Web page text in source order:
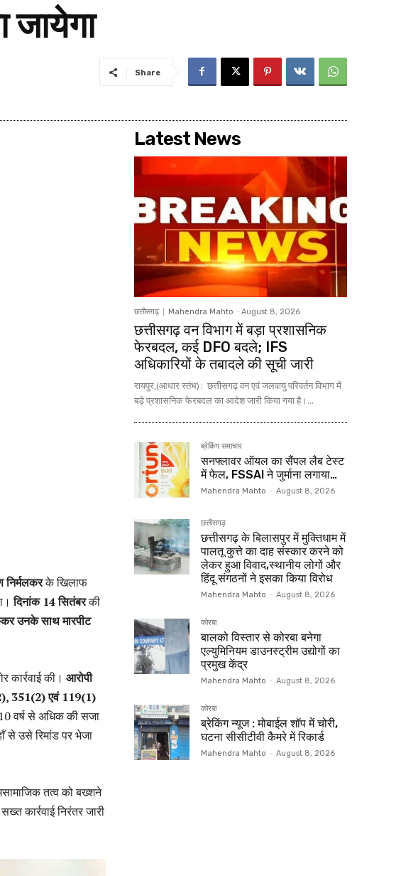
जायेगा
Share
निर्मलकरके खिलाफ
दिनांक 14 सितंबरकी
उनके साथ मारपीट
कार्रवाई की। आरोपी
351(2) एवं 119(1)
वर्ष से अधिक की सजा
से उसे रिमांड पर भेजा
तत्व को बख्शने
कार्रवाई निरंतर जारी
Latest News
छत्तीसगढ़ Mahendra Mahto - August 8, 2026
छत्तीसगढ़ वन विभाग में बड़ा प्रशासनिक
फेरबदल, कई DFO बदले; IFS
अधिकारियों के तबादले की सूची जारी
रायपुर,(आधार स्तंभ) : छत्तीसगढ़ वन एवं जलवायु परिवर्तन विभाग में
बड़े प्रशासनिक फेरबदल का आदेश जारी किया गया है।...
ब्रेकिंग समाचार
सनफ्लावर ऑयल का सैंपल लैब टेस्ट
में फेल, FSSAI ने जुर्माना लगाया…
Mahendra Mahto - August 8, 2026
छत्तीसगढ़
छत्तीसगढ़ के बिलासपुर में मुक्तिधाम में
पालतू कुत्ते का दाह संस्कार करने को
लेकर हुआ विवाद,स्थानीय लोगों और
हिंदू संगठनों ने इसका किया विरोध
Mahendra Mahto - August 8, 2026
कोरबा
बालको विस्तार से कोरबा बनेगा
एल्युमिनियम डाउनस्ट्रीम उद्योगों का
प्रमुख केंद्र
Mahendra Mahto - August 8, 2026
कोरबा
ब्रेकिंग न्यूज : मोबाईल शॉप में चोरी,
घटना सीसीटीवी कैमरे में रिकार्ड
Mahendra Mahto - August 8, 2026